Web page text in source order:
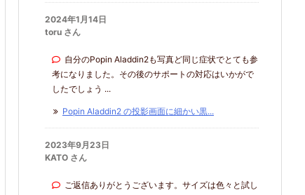
2024年1月14日
toru さん
自分のPopin Aladdin2も写真ど同じ症状でとても参
考になりました。その後のサポートの対応はいかがで
したでしょう ...
Popin Aladdin2 の投影画面に細かい黒...
2023年9月23日
KATO さん
ご返信ありがとうございます。サイズは色々と試し